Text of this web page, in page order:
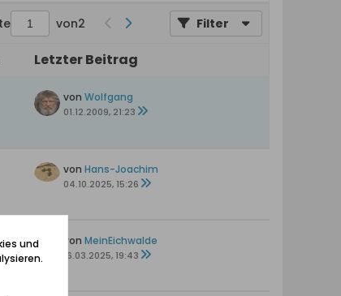
von2 Filter
Letzter Beitrag
von Wolfgang
01.12.2009, 21:23
von Hans-Joachim
04.10.2025, 15:26
von MeinEichwalde
16.03.2025, 19:43
und